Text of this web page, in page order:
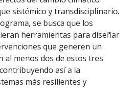
sistémico y transdisciplinario.
se busca que los
herramientas para diseñar
que generen un
al menos dos de estos tres
así a la
más resilientes y